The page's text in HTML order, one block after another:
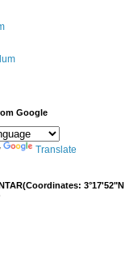
Google
Translate
3°17'52"N